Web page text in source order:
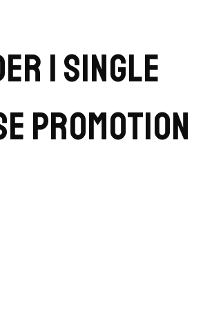
| SINGLE
PROMOTION